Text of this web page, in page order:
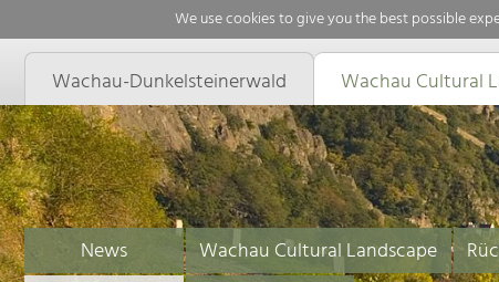
We use cookies to give you the best possible
Wachau-Dunkelsteinerwald Wachau Cultural
News Wachau Cultural Landscape